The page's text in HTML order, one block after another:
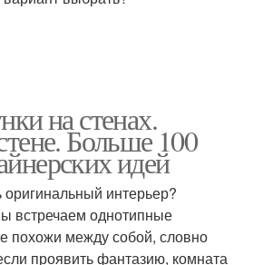
на стенах.
Больше 100
идей
оригинальный интерьер?
встречаем однотипные
похожи между собой, словно
проявить фантазию, комната